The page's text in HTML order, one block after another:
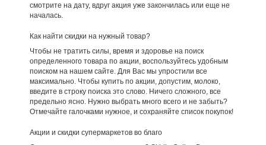
смотрите на дату, вдруг акция уже закончилась или еще не
началась.
Как найти скидки на нужный товар?
Чтобы не тратить силы, время и здоровье на поиск
определенного товара по акции, воспользуйтесь удобным
поиском на нашем сайте. Для Вас мы упростили все
максимально. Чтобы купить по акции, допустим, молоко,
введите в строку поиска это слово. Ничего сложного, все
предельно ясно. Нужно выбрать много всего и не забыть?
Отмечайте галочками нужное, и сохраняйте список покупок!
Акции и скидки супермаркетов во благо